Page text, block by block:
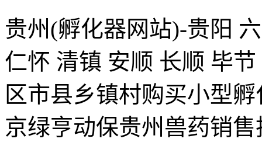
贵州(孵化器网站)-贵阳
仁怀 清镇 安顺 长顺 毕
区市县乡镇村购买小型
京绿亨动保贵州兽药销售